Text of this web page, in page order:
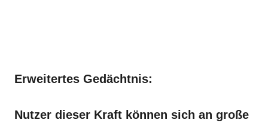
Erweitertes Gedächtnis:
Nutzer dieser Kraft können sich an große